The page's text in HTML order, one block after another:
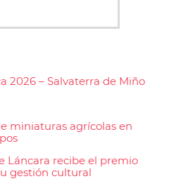
2026 – Salvaterra de Miño
miniaturas agrícolas en
Láncara recibe el premio
gestión cultural